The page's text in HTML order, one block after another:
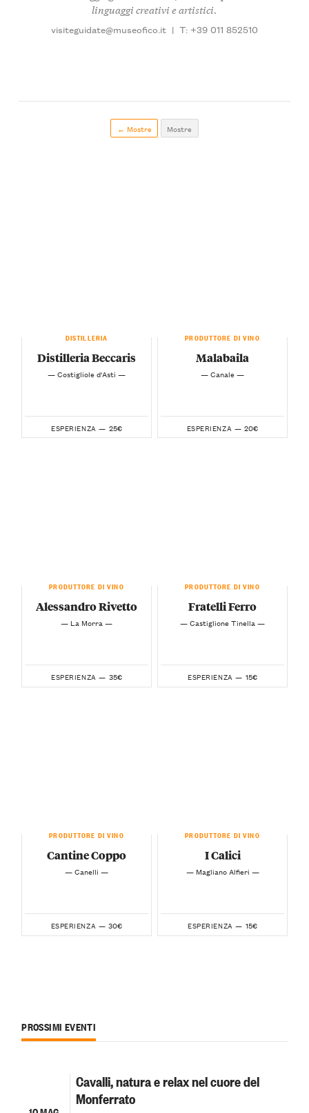
linguaggi creativi e artistici.
visiteguidate@museofico.it | T: +39 011 852510
← Mostre Mostre
DISTILLERIA
Distilleria Beccaris
— Costigliole d'Asti —
ESPERIENZA — 25€
PRODUTTORE DI VINO
Malabaila
— Canale —
ESPERIENZA — 20€
PRODUTTORE DI VINO
Alessandro Rivetto
— La Morra —
ESPERIENZA — 35€
PRODUTTORE DI VINO
Fratelli Ferro
— Castiglione Tinella —
ESPERIENZA — 15€
PRODUTTORE DI VINO
Cantine Coppo
— Canelli —
ESPERIENZA — 30€
PRODUTTORE DI VINO
I Calici
— Magliano Alfieri —
ESPERIENZA — 15€
PROSSIMI EVENTI
Cavalli, natura e relax nel cuore del
Monferrato